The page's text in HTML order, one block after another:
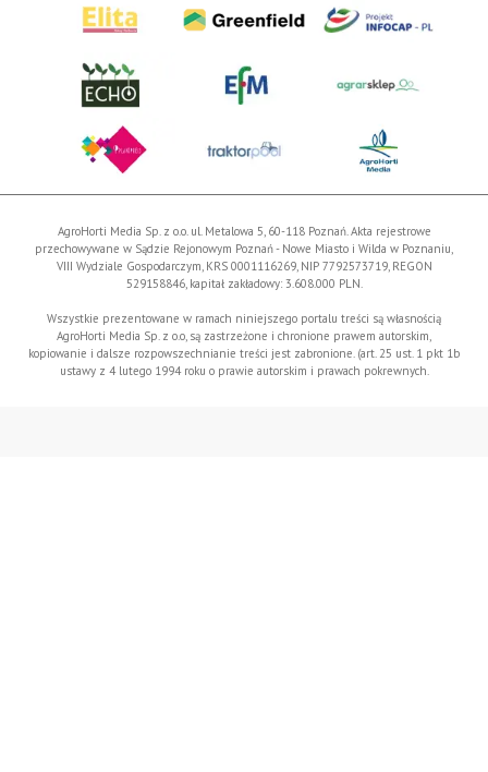
AgroHorti Media Sp. z o.o. ul. Metalowa 5, 60-118 Poznań. Akta rejestrowe
przechowywane w Sądzie Rejonowym Poznań - Nowe Miasto i Wilda w Poznaniu,
VIII Wydziale Gospodarczym, KRS 0001116269, NIP 7792573719, REGON
529158846, kapitał zakładowy: 3.608.000 PLN.
Wszystkie prezentowane w ramach niniejszego portalu treści są własnością
AgroHorti Media Sp. z o.o, są zastrzeżone i chronione prawem autorskim,
kopiowanie i dalsze rozpowszechnianie treści jest zabronione. (art. 25 ust. 1 pkt 1b
ustawy z 4 lutego 1994 roku o prawie autorskim i prawach pokrewnych.